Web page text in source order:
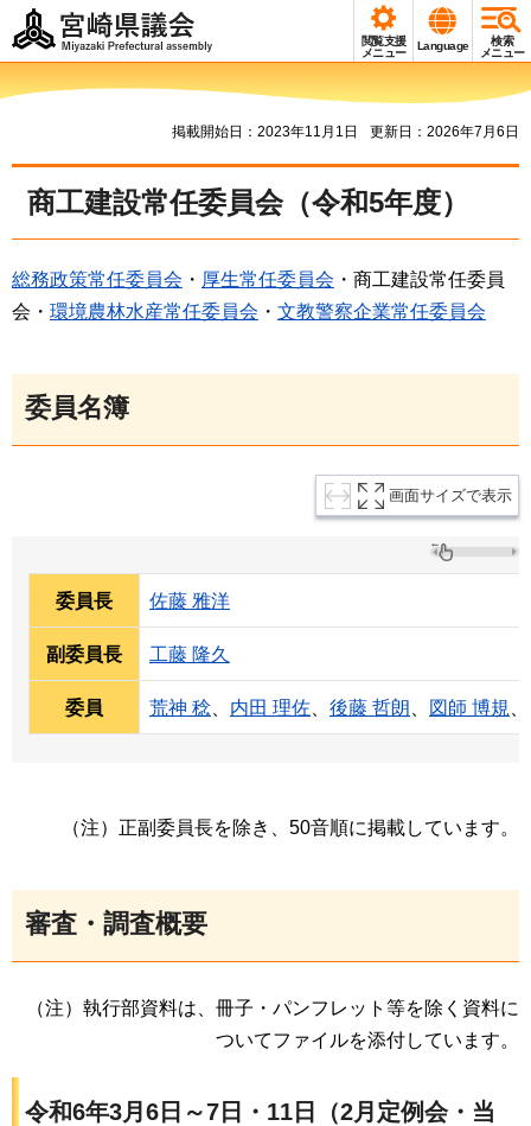
宮崎県議会
Miyazaki Prefectural
閲覧支援
メニュー
Language
検索
メニュー
掲載開始日：2023年11月1日 更新日：2026年7月6日
商工建設常任委員会（令和5年度）
総務政策常任委員会 ・ 厚生常任委員会 ・商工建設常任委員
会・ 環境農林水産常任委員会 ・ 文教警察企業常任委員会
委員名簿
画面サイズで表示
委員長 佐藤 雅洋
副委員長 工藤 隆久
委員 荒神 稔 内田 理佐 後藤 哲朗 図師 博規
（注）正副委員長を除き、50音順に掲載しています。
審査・調査概要
（注）執行部資料は、冊子・パンフレット等を除く資料に
ついてファイルを添付しています。
令和6年3月6日～7日・11日（2月定例会・当